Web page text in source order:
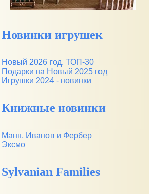
Новинки игрушек
Новый 2026 год, ТОП-30
Подарки на Новый 2025 год
Игрушки 2024 - новинки
Книжные новинки
Манн, Иванов и Фербер
Эксмо
Sylvanian Families